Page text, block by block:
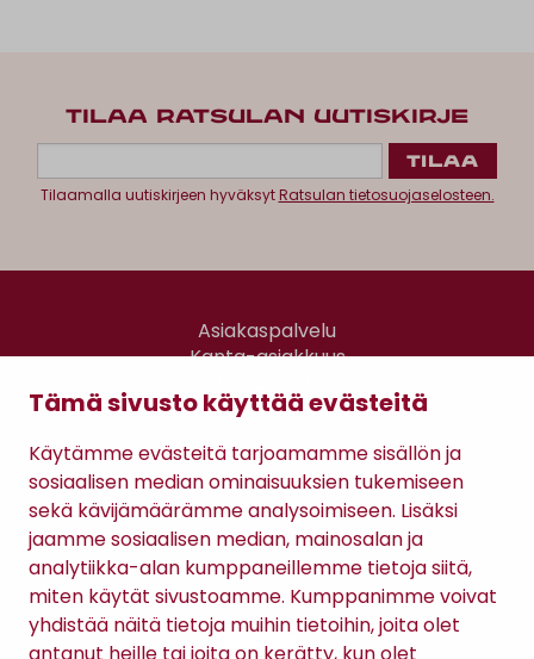
Tämä sivusto käyttää evästeitä
Käytämme evästeitä tarjoamamme sisällön ja
sosiaalisen median ominaisuuksien tukemiseen
sekä kävijämäärämme analysoimiseen. Lisäksi
jaamme sosiaalisen median, mainosalan ja
analytiikka-alan kumppaneillemme tietoja siitä,
miten käytät sivustoamme. Kumppanimme voivat
yhdistää näitä tietoja muihin tietoihin, joita olet
TILAA RATSULAN UUTISKIRJE
Tilaamalla uutiskirjeen hyväksytRatsulan tietosuojaselosteen.
Asiakaspalvelu
Kanta-asiakkuus
Gomee Ratsula Café
Sopimusehdot
Tietosuojaseloste
Maksutavat